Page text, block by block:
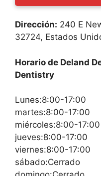
Dirección: 240 E
32724, Estados
Horario de Deland
Dentistry
Lunes:8:00-17:00
martes:8:00-17:00
miércoles:8:00-17:00
jueves:8:00-17:00
viernes:8:00-17:00
sábado:Cerrado